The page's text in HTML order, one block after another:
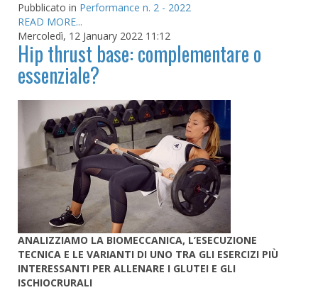
Pubblicato in Performance n. 2 - 2022
READ MORE...
Mercoledì, 12 January 2022 11:12
Hip thrust base: complementare o
essenziale?
ANALIZZIAMO LA BIOMECCANICA, L’ESECUZIONE
TECNICA E LE VARIANTI DI UNO TRA GLI ESERCIZI PIÙ
INTERESSANTI PER ALLENARE I GLUTEI E GLI
ISCHIOCRURALI